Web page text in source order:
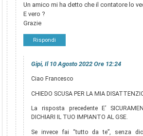
Un amico mi ha detto che il contatore lo
E vero ?
Grazie
Rispondi
Gipi, Il 10 Agosto 2022 Ore 12:24
Ciao Francesco
CHIEDO SCUSA PER LA MIA
La risposta precedente E’
DICHIARI IL TUO IMPIANTO AL GSE.
Se invece fai “tutto da te”, senza